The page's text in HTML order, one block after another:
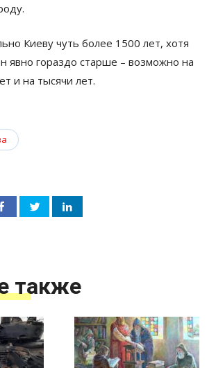
Киеву чуть более 1500 лет, хотя
явно гораздо старше – возможно на
и на тысячи лет.
также